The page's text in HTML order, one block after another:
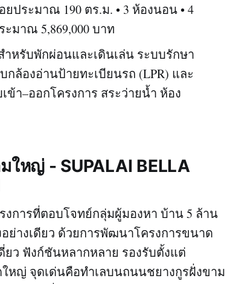
ประมาณ 190 ตร.ม. • 3 ห้องนอน • 4
ะมาณ 5,869,000 บาท
หรับพักผ่อนและเดินเล่น ระบบรักษา
ล้องอ่านป้ายทะเบียนรถ (LPR) และ
เข้า–ออกโครงการ สระว่ายน้ำ ห้อง
ใหญ่ - SUPALAI BELLA
งการที่ตอบโจทย์กลุ่มผู้มองหา บ้าน 5 ล้าน
ย่างเดียว ด้วยการพัฒนาโครงการขนาด
ว ฟังก์ชันหลากหลาย รองรับตั้งแต่
หญ่ จุดเด่นคือทำเลบนถนนชยางกูรฝั่งขาม